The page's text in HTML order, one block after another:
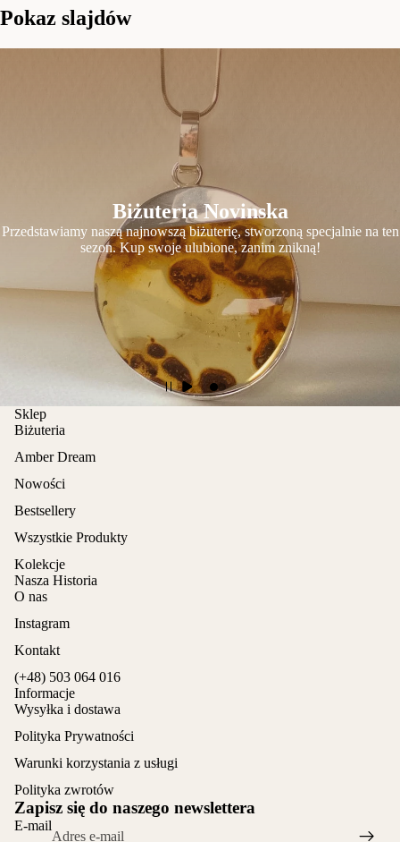
Pokaz slajdów
Biżuteria Novinska
Przedstawiamy naszą najnowszą biżuterię, stworzoną specjalnie na ten
sezon. Kup swoje ulubione, zanim znikną!
Sklep
Biżuteria
Amber Dream
Nowości
Bestsellery
Wszystkie Produkty
Kolekcje
Nasza Historia
O nas
Instagram
Kontakt
(+48) 503 064 016
Informacje
Wysyłka i dostawa
Polityka Prywatności
Warunki korzystania z usługi
Polityka zwrotów
Zapisz się do naszego newslettera
E-mail